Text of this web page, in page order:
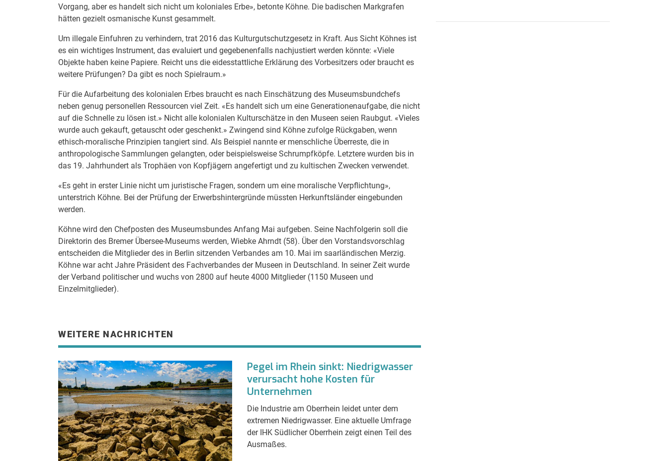
Vorgang, aber es handelt sich nicht um koloniales Erbe», betonte Köhne. Die badischen Markgrafen
hätten gezielt osmanische Kunst gesammelt.
Um illegale Einfuhren zu verhindern, trat 2016 das Kulturgutschutzgesetz in Kraft. Aus Sicht Köhnes ist
es ein wichtiges Instrument, das evaluiert und gegebenenfalls nachjustiert werden könnte: «Viele
Objekte haben keine Papiere. Reicht uns die eidesstattliche Erklärung des Vorbesitzers oder braucht es
weitere Prüfungen? Da gibt es noch Spielraum.»
Für die Aufarbeitung des kolonialen Erbes braucht es nach Einschätzung des Museumsbundchefs
neben genug personellen Ressourcen viel Zeit. «Es handelt sich um eine Generationenaufgabe, die nicht
auf die Schnelle zu lösen ist.» Nicht alle kolonialen Kulturschätze in den Museen seien Raubgut. «Vieles
wurde auch gekauft, getauscht oder geschenkt.» Zwingend sind Köhne zufolge Rückgaben, wenn
ethisch-moralische Prinzipien tangiert sind. Als Beispiel nannte er menschliche Überreste, die in
anthropologische Sammlungen gelangten, oder beispielsweise Schrumpfköpfe. Letztere wurden bis in
das 19. Jahrhundert als Trophäen von Kopfjägern angefertigt und zu kultischen Zwecken verwendet.
«Es geht in erster Linie nicht um juristische Fragen, sondern um eine moralische Verpflichtung»,
unterstrich Köhne. Bei der Prüfung der Erwerbshintergründe müssten Herkunftsländer eingebunden
werden.
Köhne wird den Chefposten des Museumsbundes Anfang Mai aufgeben. Seine Nachfolgerin soll die
Direktorin des Bremer Übersee-Museums werden, Wiebke Ahrndt (58). Über den Vorstandsvorschlag
entscheiden die Mitglieder des in Berlin sitzenden Verbandes am 10. Mai im saarländischen Merzig.
Köhne war acht Jahre Präsident des Fachverbandes der Museen in Deutschland. In seiner Zeit wurde
der Verband politischer und wuchs von 2800 auf heute 4000 Mitglieder (1150 Museen und
Einzelmitglieder).
WEITERE NACHRICHTEN
Pegel im Rhein sinkt: Niedrigwasser
verursacht hohe Kosten für
Unternehmen
Die Industrie am Oberrhein leidet unter dem
extremen Niedrigwasser. Eine aktuelle Umfrage
der IHK Südlicher Oberrhein zeigt einen Teil des
Ausmaßes.